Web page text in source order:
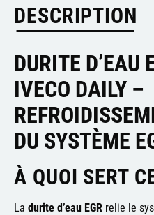
DESCRIPTION
DURITE D’EAU
IVECO DAILY –
DU SYSTÈME
À QUOI SERT
La durite d’eau EGR relie le